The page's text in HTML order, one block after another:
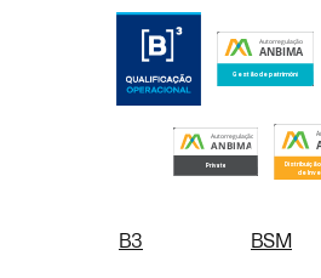
B3 BSM